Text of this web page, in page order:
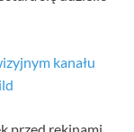
kanału